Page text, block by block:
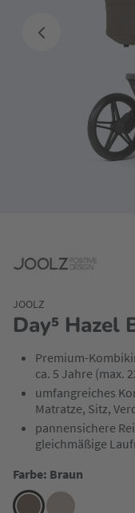
Day⁵ Hazel
JOOLZ
Premium-
ca. 5 Jahre (max.
umfangreiches
Matratze, Sitz,
pannensichere
gleichmäßige
Farbe: Braun